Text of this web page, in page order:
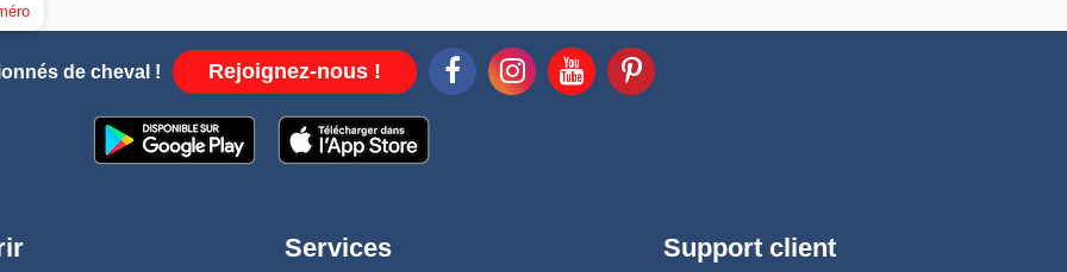
de cheval ! Rejoignez-nous !
Services Support client